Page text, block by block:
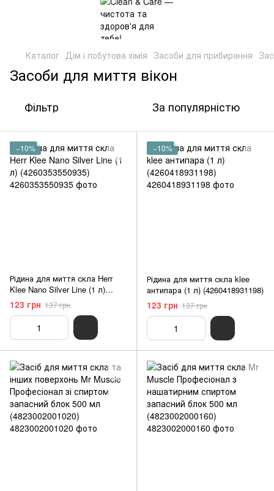
Каталог Дім і побутова хімія Засоби для прибирання
Засоби для миття вікон
Фільтр За популярністю
−10%
Рідина для миття скла Herr
Klee Nano Silver Line (1 л)
(4260353550935)
123 грн 137 грн
−10%
Рідина для миття скла klee
антипара (1 л) (4260418931198)
123 грн 137 грн